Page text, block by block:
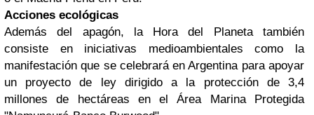
Acciones ecológicas
Además del apagón, la Hora del Planeta también
consiste en iniciativas medioambientales como la
manifestación que se celebrará en Argentina para apoyar
un proyecto de ley dirigido a la protección de 3,4
millones de hectáreas en el Área Marina Protegida